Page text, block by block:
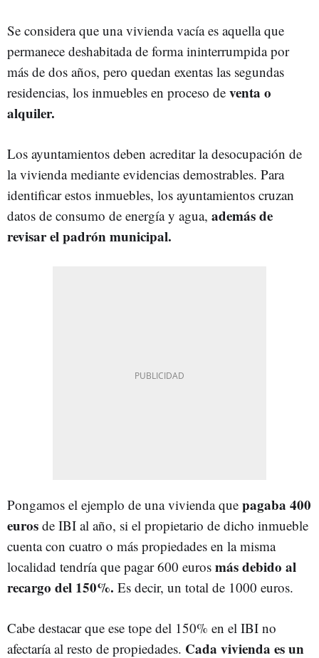
Se considera que una vivienda vacía es aquella que
permanece deshabitada de forma ininterrumpida por
más de dos años, pero quedan exentas las segundas
residencias, los inmuebles en proceso de venta o
alquiler.
Los ayuntamientos deben acreditar la desocupación de
la vivienda mediante evidencias demostrables. Para
identificar estos inmuebles, los ayuntamientos cruzan
datos de consumo de energía y agua, además de
revisar el padrón municipal.
Pongamos el ejemplo de una vivienda que pagaba 400
euros de IBI al año, si el propietario de dicho inmueble
cuenta con cuatro o más propiedades en la misma
localidad tendría que pagar 600 euros más debido al
recargo del 150%. Es decir, un total de 1000 euros.
Cabe destacar que ese tope del 150% en el IBI no
afectaría al resto de propiedades. Cada vivienda es un